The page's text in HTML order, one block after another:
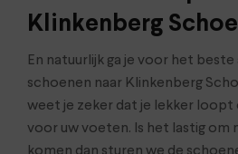
Klinkenberg
En natuurlijk ga je voor het beste
schoenen naar Klinkenberg
weet je zeker dat je lekker loopt
voor uw voeten. Is het lastig om
komen dan sturen we de